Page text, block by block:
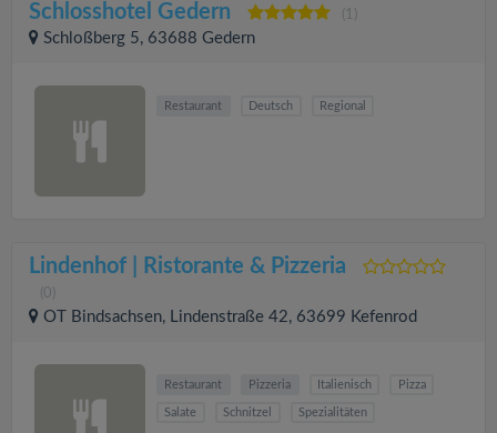
Schlosshotel Gedern (1)
Schloßberg 5, 63688 Gedern
Restaurant Deutsch Regional
Lindenhof | Ristorante & Pizzeria
(0)
OT Bindsachsen, Lindenstraße 42, 63699 Kefenrod
Restaurant Pizzeria Italienisch Pizza
Salate Schnitzel Spezialitäten